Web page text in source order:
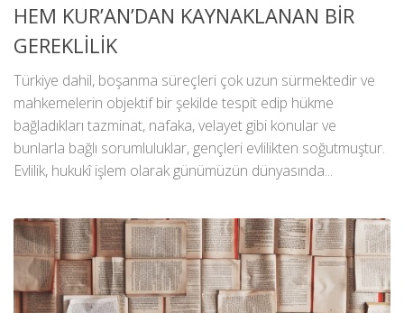
HEM KUR’AN’DAN KAYNAKLANAN BİR
GEREKLİLİK
Türkiye dahil, boşanma süreçleri çok uzun sürmektedir ve
mahkemelerin objektif bir şekilde tespit edip hükme
bağladıkları tazminat, nafaka, velayet gibi konular ve
bunlarla bağlı sorumluluklar, gençleri evlilikten soğutmuştur.
Evlilik, hukukî işlem olarak günümüzün dünyasında...